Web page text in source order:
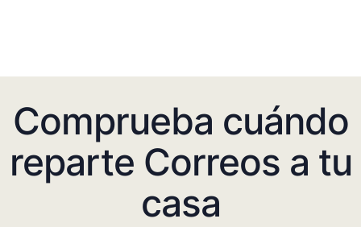
Comprueba cuándo
reparte Correos a tu
casa